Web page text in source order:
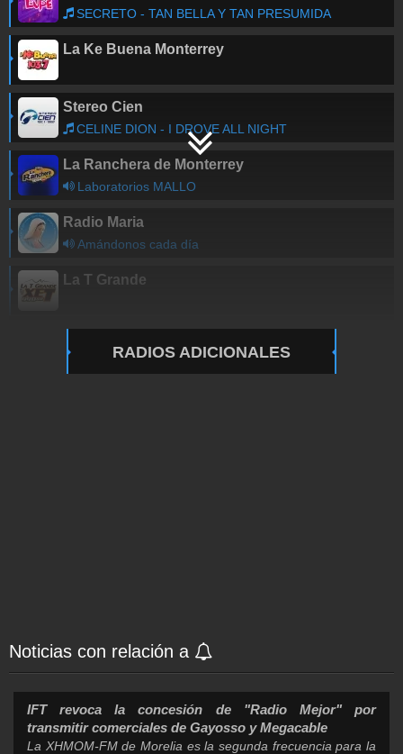
SECRETO - TAN BELLA Y TAN PRESUMIDA
La Ke Buena Monterrey
Stereo Cien
CELINE DION - I DROVE ALL NIGHT
La Ranchera de Monterrey
Laboratorios MALLO
Radio Maria
Amándonos cada día
La T Grande
RADIOS ADICIONALES
Noticias con relación a
IFT revoca la concesión de "Radio Mejor" por
transmitir comerciales de Gayosso y Megacable
La XHMOM-FM de Morelia es la segunda frecuencia para la